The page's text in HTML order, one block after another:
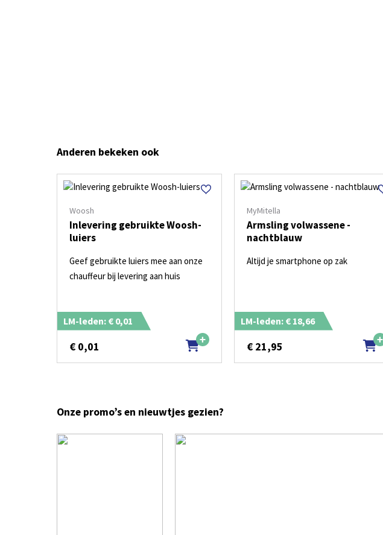
Anderen bekeken ook
Woosh
Inlevering gebruikte Woosh-
luiers
Geef gebruikte luiers mee aan onze
chauffeur bij levering aan huis
LM-leden: € 0,01
€ 0,01
MyMitella
Armsling volwassene -
nachtblauw
Altijd je smartphone op zak
LM-leden: € 18,66
€ 21,95
Onze promo’s en nieuwtjes gezien?